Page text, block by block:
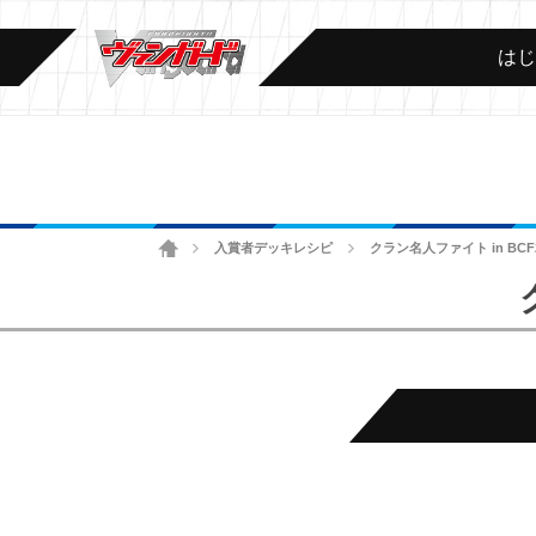
は
ホーム 入賞者デッキレシピ クラン名人ファイト in